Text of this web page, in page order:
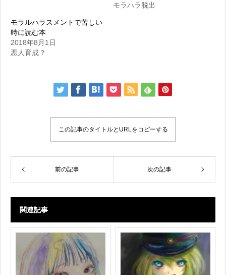
モラハラ脱出
モラルハラスメントで苦しい
時に読む本
2018年8月1日
悪人育成？
この記事のタイトルとURLをコピーする
前の記事 次の記事
関連記事